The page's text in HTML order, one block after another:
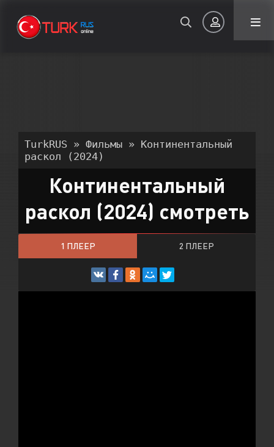
Запомнить
ВОЙТИ НА САЙТ
Регистрация Восстановить пароль
Или войти через
TurkRUS » Фильмы » Континентальный
раскол (2024)
Континентальный
раскол (2024) смотреть
1 ПЛЕЕР 2 ПЛЕЕР